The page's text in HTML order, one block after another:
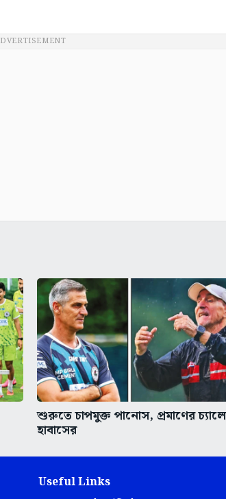
শুরুতে চাপমুক্ত পানোস, প্রমাণের
হাবাসের
Useful Links